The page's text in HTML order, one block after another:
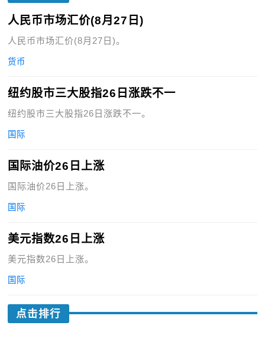
人民币市场汇价(8月27日)
人民币市场汇价(8月27日)。
货币
纽约股市三大股指26日涨跌不一
纽约股市三大股指26日涨跌不一。
国际
国际油价26日上涨
国际油价26日上涨。
国际
美元指数26日上涨
美元指数26日上涨。
国际
点击排行